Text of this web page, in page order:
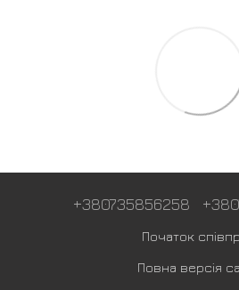
+380735856258
Початок
Повна версія